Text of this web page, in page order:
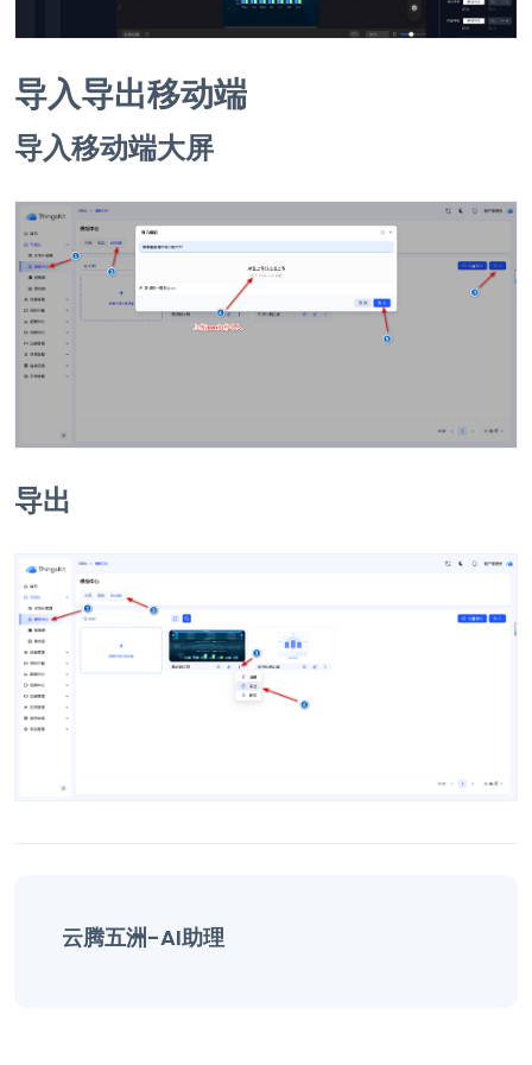
导入导出移动端
导入移动端大屏
导出
云腾五洲-AI助理